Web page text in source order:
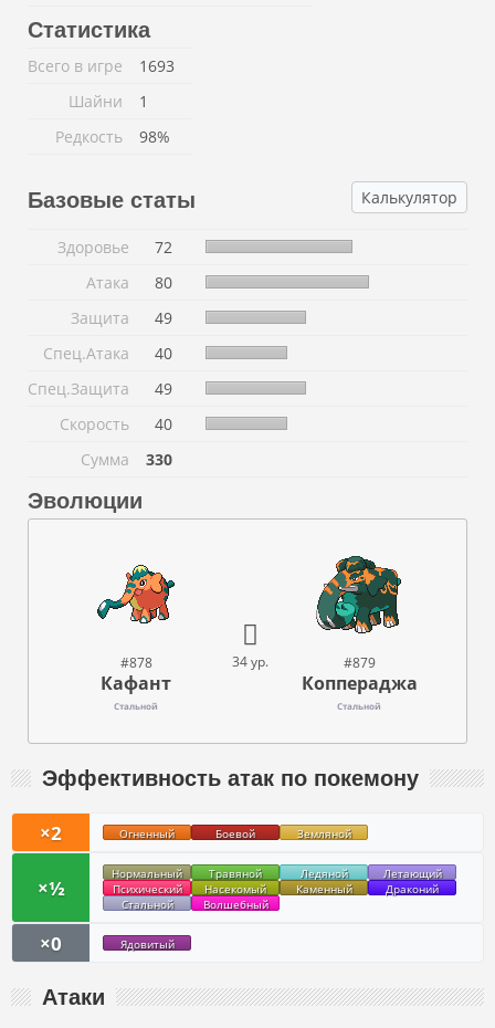
Статистика
Всего в игре
1693
Шайни
1
Редкость
98%
Базовые статы Калькулятор
Здоровье
72
Атака
80
Защита
49
Спец.Атака
40
Спец.Защита
49
Скорость
40
Сумма
330
Эволюции
#878
Кафант
Стальной
34 ур. #879
Коппераджа
Стальной
Эффективность атак по покемону
×2 Огненный Боевой Земляной
×½
Нормальный Травяной Ледяной
Летающий
Психический
Насекомый Каменный
Драконий
Стальной
Волшебный
×0 Ядовитый
Атаки